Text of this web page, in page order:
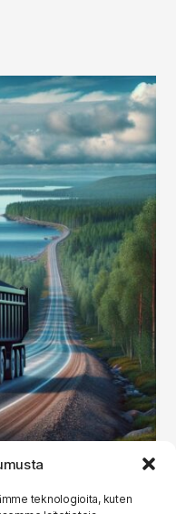
teknologioita, kuten